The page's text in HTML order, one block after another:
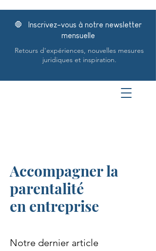
🛑 Inscrivez-vous à notre newsletter
mensuelle
Retours d'expériences, nouvelles mesures
juridiques et inspiration.
Accompagner la
parentalité
en entreprise
Notre dernier article